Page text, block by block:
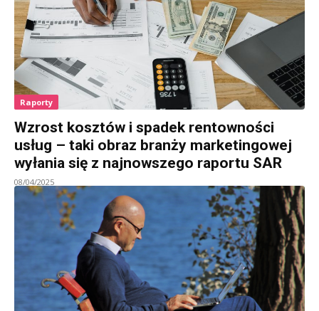
Raporty
Wzrost kosztów i spadek rentowności
usług – taki obraz branży marketingowej
wyłania się z najnowszego raportu SAR
08/04/2025